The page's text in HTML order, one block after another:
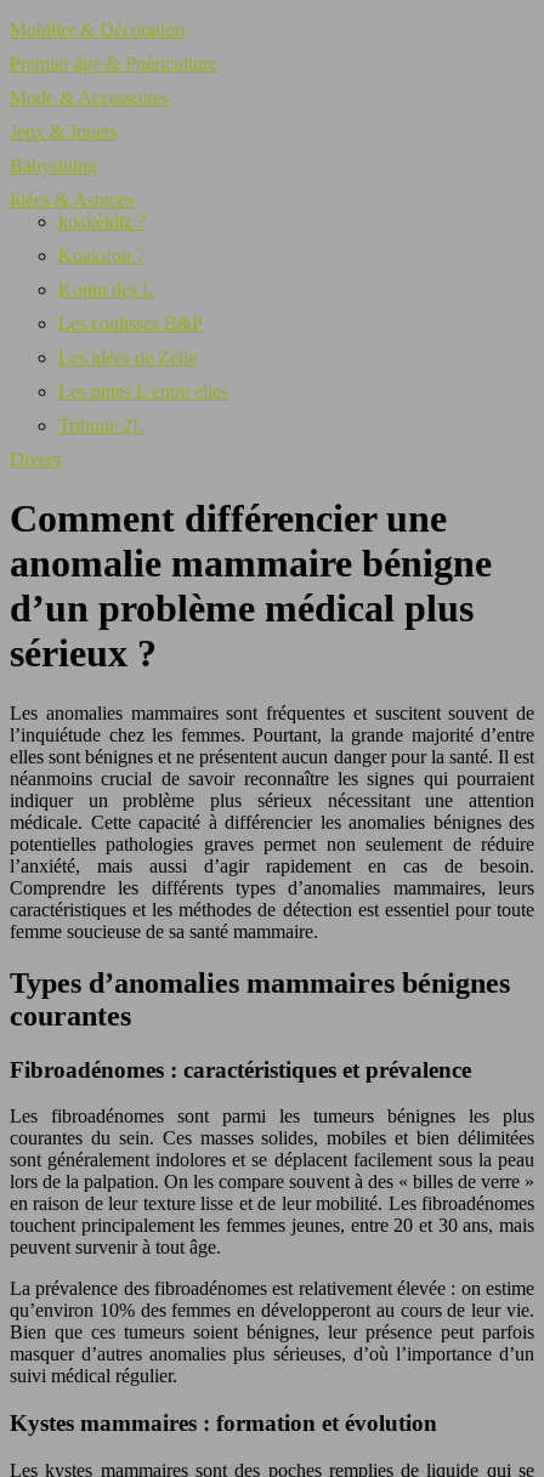
Mobilier & Décoration
Premier âge & Puériculture
Mode & Accessoires
Jeux & Jouets
Babysitting
Idées & Astuces
koakèldiz ?
Koakifon ?
Kopin des L
Les coulisses B&P
Les idées de Zelle
Les ptites L entre elles
Tribune 2L
Divers
Comment différencier une
anomalie mammaire bénigne
d’un problème médical plus
sérieux ?
Les anomalies mammaires sont fréquentes et suscitent souvent de
l’inquiétude chez les femmes. Pourtant, la grande majorité d’entre
elles sont bénignes et ne présentent aucun danger pour la santé. Il est
néanmoins crucial de savoir reconnaître les signes qui pourraient
indiquer un problème plus sérieux nécessitant une attention
médicale. Cette capacité à différencier les anomalies bénignes des
potentielles pathologies graves permet non seulement de réduire
l’anxiété, mais aussi d’agir rapidement en cas de besoin.
Comprendre les différents types d’anomalies mammaires, leurs
caractéristiques et les méthodes de détection est essentiel pour toute
femme soucieuse de sa santé mammaire.
Types d’anomalies mammaires bénignes
courantes
Fibroadénomes : caractéristiques et prévalence
Les fibroadénomes sont parmi les tumeurs bénignes les plus
courantes du sein. Ces masses solides, mobiles et bien délimitées
sont généralement indolores et se déplacent facilement sous la peau
lors de la palpation. On les compare souvent à des « billes de verre »
en raison de leur texture lisse et de leur mobilité. Les fibroadénomes
touchent principalement les femmes jeunes, entre 20 et 30 ans, mais
peuvent survenir à tout âge.
La prévalence des fibroadénomes est relativement élevée : on estime
qu’environ 10% des femmes en développeront au cours de leur vie.
Bien que ces tumeurs soient bénignes, leur présence peut parfois
masquer d’autres anomalies plus sérieuses, d’où l’importance d’un
suivi médical régulier.
Kystes mammaires : formation et évolution
Les kystes mammaires sont des poches remplies de liquide qui se